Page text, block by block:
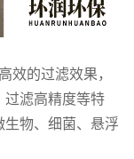
效的过滤效果，
过滤高精度等特
生物、细菌、悬浮